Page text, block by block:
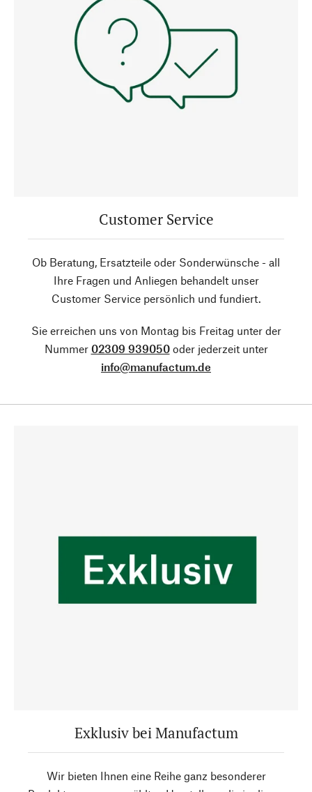
Customer Service
Ob Beratung, Ersatzteile oder Sonderwünsche - all
Ihre Fragen und Anliegen behandelt unser
Customer Service persönlich und fundiert.
Sie erreichen uns von Montag bis Freitag unter der
Nummer 02309 939050oder jederzeit unter
info@manufactum.de
Exklusiv bei Manufactum
Wir bieten Ihnen eine Reihe ganz besonderer